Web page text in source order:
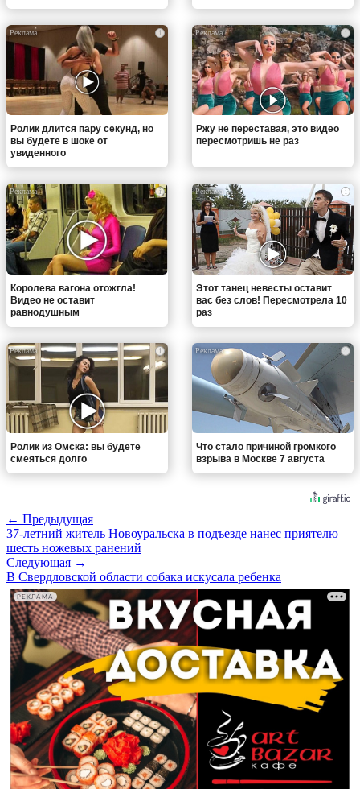
i
Ролик длится пару секунд, но
вы будете в шоке от
увиденного
i
Ржу не переставая, это видео
пересмотришь не раз
i
Королева вагона отожгла!
Видео не оставит
равнодушным
i
Этот танец невесты оставит
вас без слов! Пересмотрела 10
раз
i
Ролик из Омска: вы будете
смеяться долго
i
Что стало причиной громкого
взрыва в Москве 7 августа
← Предыдущая
37-летний житель Новоуральска в подъезде нанес приятелю
шесть ножевых ранений
Следующая →
В Свердловской области собака искусала ребенка
РЕКЛАМА